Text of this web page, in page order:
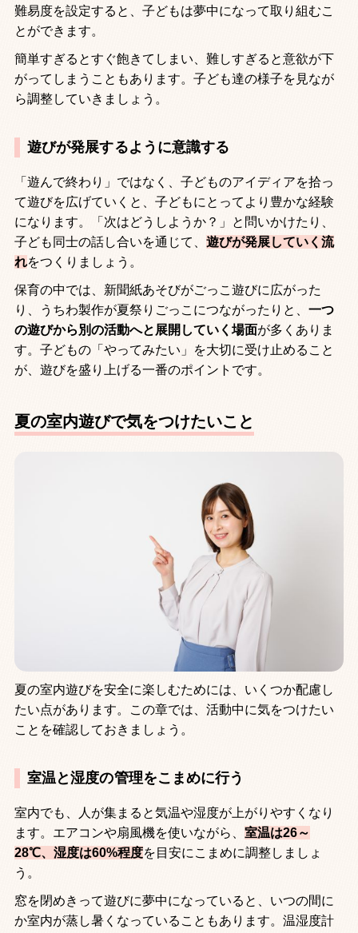
難易度を設定すると、子どもは夢中になって取り組むこ
とができます。
簡単すぎるとすぐ飽きてしまい、難しすぎると意欲が下
がってしまうこともあります。子ども達の様子を見なが
ら調整していきましょう。
遊びが発展するように意識する
「遊んで終わり」ではなく、子どものアイディアを拾っ
て遊びを広げていくと、子どもにとってより豊かな経験
になります。「次はどうしようか？」と問いかけたり、
子ども同士の話し合いを通じて、 遊びが発展していく流
れをつくりましょう。
保育の中では、新聞紙あそびがごっこ遊びに広がった
り、うちわ製作が夏祭りごっこにつながったりと、 一つ
の遊びから別の活動へと展開していく場面が多くありま
す。子どもの「やってみたい」を大切に受け止めること
が、遊びを盛り上げる一番のポイントです。
夏の室内遊びで気をつけたいこと
夏の室内遊びを安全に楽しむためには、いくつか配慮し
たい点があります。この章では、活動中に気をつけたい
ことを確認しておきましょう。
室温と湿度の管理をこまめに行う
室内でも、人が集まると気温や湿度が上がりやすくなり
ます。エアコンや扇風機を使いながら、 室温は26～
28℃、湿度は60%程度を目安にこまめに調整しましょ
う。
窓を閉めきって遊びに夢中になっていると、いつの間に
か室内が蒸し暑くなっていることもあります。温湿度計